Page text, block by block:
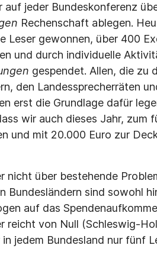
jeder Bundeskonferenz
Rechenschaft ablegen.
Leser gewonnen, über 400
und durch individuelle
gespendet. Allen, die zu
den Landessprecherräten
erst die Grundlage dafür
wir auch dieses Jahr, zum
und mit 20.000 Euro zur
nicht über bestehende
Bundesländern sind sowohl
auf das
reicht von Null (Schleswig-
jedem Bundesland nur fünf